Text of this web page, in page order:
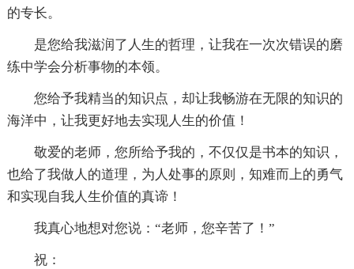
的专长。
是您给我滋润了人生的哲理，让我在一次次错误的磨
练中学会分析事物的本领。
您给予我精当的知识点，却让我畅游在无限的知识的
海洋中，让我更好地去实现人生的价值！
敬爱的老师，您所给予我的，不仅仅是书本的知识，
也给了我做人的道理，为人处事的原则，知难而上的勇气
和实现自我人生价值的真谛！
我真心地想对您说：“老师，您辛苦了！”
祝：